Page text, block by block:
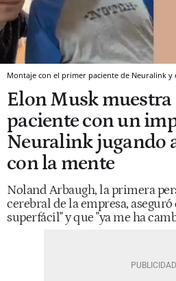
Montaje con el primer paciente de Neuralink y
Elon Musk
paciente con un
Neuralink jugando
con la mente
Noland Arbaugh, la primera
cerebral de la empresa,
superfácil" y que "ya me ha